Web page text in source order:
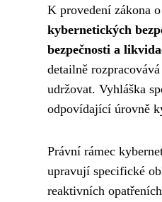
K provedení zákona
kybernetických
bezpečnosti a
detailně
udržovat. Vyhláška
odpovídající úrovně
Právní rámec
upravují specifické
reaktivních